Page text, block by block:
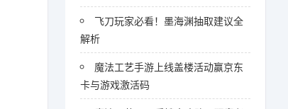
飞刀玩家必看！墨海渊抽取建议全
解析
魔法工艺手游上线盖楼活动赢京东
卡与游戏激活码